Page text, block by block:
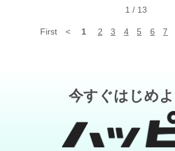
お互いに、待ってられ
よ。 それを差別するの
手な人もいるでしょう
話が出来てすごく勉強
ね笑 昨日エースが亡く
せになれるといいねル
1 / 13
First < 1 2 3 4 5 6 7
今すぐはじめよ